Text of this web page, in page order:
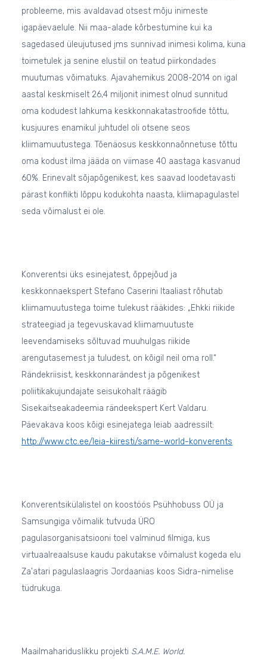
probleeme, mis avaldavad otsest mõju inimeste
igapäevaelule. Nii maa-alade kõrbestumine kui ka
sagedased üleujutused jms sunnivad inimesi kolima, kuna
toimetulek ja senine elustiil on teatud piirkondades
muutumas võimatuks. Ajavahemikus 2008-2014 on igal
aastal keskmiselt 26,4 miljonit inimest olnud sunnitud
oma kodudest lahkuma keskkonnakatastroofide tõttu,
kusjuures enamikul juhtudel oli otsene seos
kliimamuutustega. Tõenäosus keskkonnaõnnetuse tõttu
oma kodust ilma jääda on viimase 40 aastaga kasvanud
60%. Erinevalt sõjapõgenikest, kes saavad loodetavasti
pärast konflikti lõppu kodukohta naasta, kliimapagulastel
seda võimalust ei ole.
Konverentsi üks esinejatest, õppejõud ja
keskkonnaekspert Stefano Caserini Itaaliast rõhutab
kliimamuutustega toime tulekust rääkides: „Ehkki riikide
strateegiad ja tegevuskavad kliimamuutuste
leevendamiseks sõltuvad muuhulgas riikide
arengutasemest ja tuludest, on kõigil neil oma roll.“
Rändekriisist, keskkonnarändest ja põgenikest
poliitikakujundajate seisukohalt räägib
Sisekaitseakadeemia rändeekspert Kert Valdaru.
Päevakava koos kõigi esinejatega leiab aadressilt:
http://www.ctc.ee/leia-kiiresti/same-world-konverents
Konverentsikülalistel on koostöös Psühhobuss OÜ ja
Samsungiga võimalik tutvuda ÜRO
pagulasorganisatsiooni toel valminud filmiga, kus
virtuaalreaalsuse kaudu pakutakse võimalust kogeda elu
Za'atari pagulaslaagris Jordaanias koos Sidra-nimelise
tüdrukuga.
Maailmahariduslikku projekti S.A.M.E. World.